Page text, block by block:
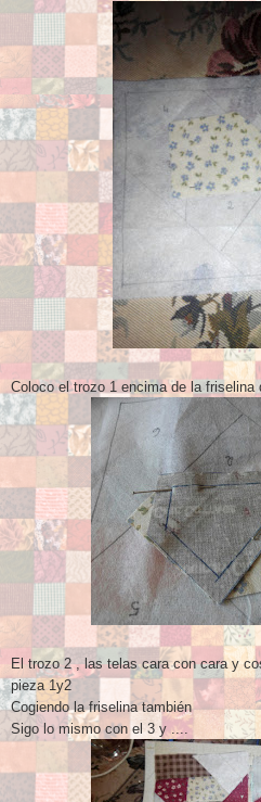
Coloco el trozo 1 encima de la
El trozo 2 , las telas cara con cara y
pieza 1y2
Cogiendo la friselina también
Sigo lo mismo con el 3 y ....